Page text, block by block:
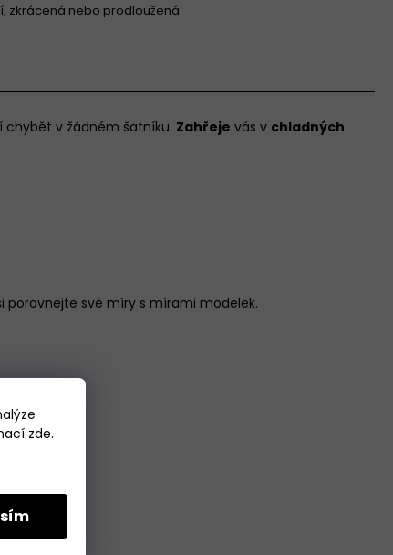
zde.
zkrácená nebo prodloužená
chybět v žádném šatníku. Zahřeje vás v chladných
porovnejte své míry s mírami modelek.